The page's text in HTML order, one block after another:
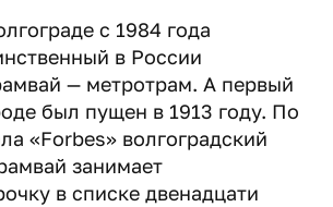
с 1984 года
в России
— метротрам. А первый
был пущен в 1913 году. По
«Forbes» волгоградский
занимает
в списке двенадцати